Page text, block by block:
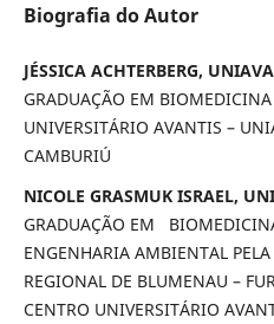
Biografia do Autor
JÉSSICA ACHTERBERG,
GRADUAÇÃO EM BIOMEDICINA
UNIVERSITÁRIO AVANTIS –
CAMBURIÚ
NICOLE GRASMUK ISRAEL,
GRADUAÇÃO EM
ENGENHARIA AMBIENTAL
REGIONAL DE BLUMENAU –
CENTRO UNIVERSITÁRIO